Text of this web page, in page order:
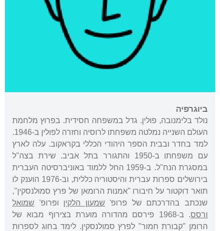
ביוגרפיה
נולד בלימנובה, פולין. גדל במשפחה חסידית. בפרוץ מלחמת
העולם השנייה נמלטה משפחתו לרוסיה וחזרה לפולין ב-1946.
למד בחדר ובבית הספר היהודי הכללי בקראקוב. עלה לארץ
עם משפחתו ב-1950 והתגורר בתל אביב. שירת בצה"ל
במסגרת הנח"ל. ב-1959 החל ללמוד באוניברסיטה העברית
בירושלים ספרות עברית והיסטוריה כללית, וב-1976 הוענק לו
תואר דוקטור על חיבורו "אמנות הרומאן של פרץ סמולנסקין",
שנכתב בהדרכתם של פרופ' שמעון הלקין ופרופ' שמואל
ורסס
. ב-1968 פירסם מהדורה מוערת בצירוף מבוא של
הרומן "קבורת חמור" לפרץ סמולנסקין. לימד בחוג לספרות